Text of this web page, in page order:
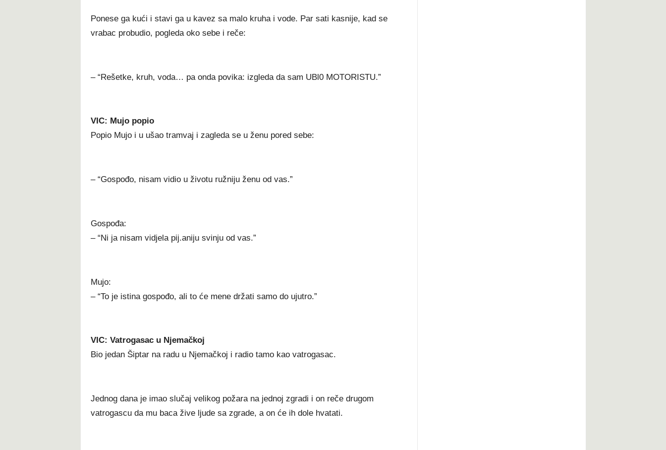
Ponese ga kući i stavi ga u kavez sa malo kruha i vode. Par sati kasnije, kad se
vrabac probudio, pogleda oko sebe i reče:
– “Rešetke, kruh, voda… pa onda povika: izgleda da sam UBl0 MOTORISTU.”
VIC: Mujo popio
Popio Mujo i u ušao tramvaj i zagleda se u ženu pored sebe:
– “Gospođo, nisam vidio u životu ružniju ženu od vas.”
Gospođa:
– “Ni ja nisam vidjela pij.aniju svinju od vas.”
Mujo:
– “To je istina gospođo, ali to će mene držati samo do ujutro.”
VIC: Vatrogasac u Njemačkoj
Bio jedan Šiptar na radu u Njemačkoj i radio tamo kao vatrogasac.
Jednog dana je imao slučaj velikog požara na jednoj zgradi i on reče drugom
vatrogascu da mu baca žive ljude sa zgrade, a on će ih dole hvatati.